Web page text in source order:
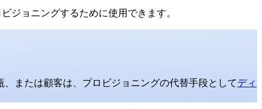
ジョニングするために使用できます。
または顧客は、プロビジョニングの代替手段としてディ